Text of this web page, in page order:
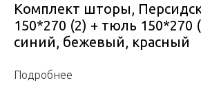
Комплект шторы,
150*270 (2) + тюль 150*270
синий, бежевый, красный
Подробнее